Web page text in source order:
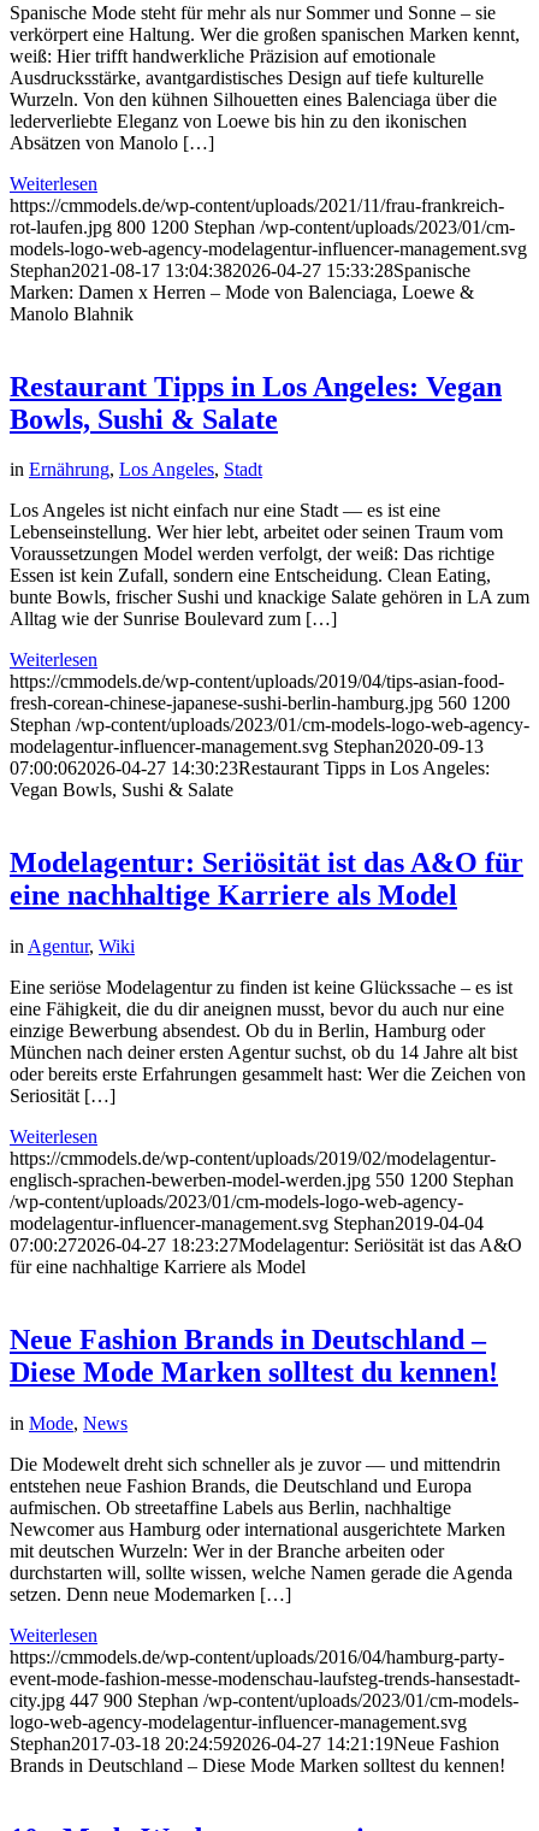
Spanische Mode steht für mehr als nur Sommer und Sonne – sie
verkörpert eine Haltung. Wer die großen spanischen Marken kennt,
weiß: Hier trifft handwerkliche Präzision auf emotionale
Ausdrucksstärke, avantgardistisches Design auf tiefe kulturelle
Wurzeln. Von den kühnen Silhouetten eines Balenciaga über die
lederverliebte Eleganz von Loewe bis hin zu den ikonischen
Absätzen von Manolo […]
Weiterlesen
https://cmmodels.de/wp-content/uploads/2021/11/frau-frankreich-
rot-laufen.jpg 800 1200 Stephan /wp-content/uploads/2023/01/cm-
models-logo-web-agency-modelagentur-influencer-management.svg
Stephan2021-08-17 13:04:382026-04-27 15:33:28Spanische
Marken: Damen x Herren – Mode von Balenciaga, Loewe &
Manolo Blahnik
Restaurant Tipps in Los Angeles: Vegan
Bowls, Sushi & Salate
in Ernährung, Los Angeles, Stadt
Los Angeles ist nicht einfach nur eine Stadt — es ist eine
Lebenseinstellung. Wer hier lebt, arbeitet oder seinen Traum vom
Voraussetzungen Model werden verfolgt, der weiß: Das richtige
Essen ist kein Zufall, sondern eine Entscheidung. Clean Eating,
bunte Bowls, frischer Sushi und knackige Salate gehören in LA zum
Alltag wie der Sunrise Boulevard zum […]
Weiterlesen
https://cmmodels.de/wp-content/uploads/2019/04/tips-asian-food-
fresh-corean-chinese-japanese-sushi-berlin-hamburg.jpg 560 1200
Stephan /wp-content/uploads/2023/01/cm-models-logo-web-agency-
modelagentur-influencer-management.svg Stephan2020-09-13
07:00:062026-04-27 14:30:23Restaurant Tipps in Los Angeles:
Vegan Bowls, Sushi & Salate
Modelagentur: Seriösität ist das A&O für
eine nachhaltige Karriere als Model
in Agentur, Wiki
Eine seriöse Modelagentur zu finden ist keine Glückssache – es ist
eine Fähigkeit, die du dir aneignen musst, bevor du auch nur eine
einzige Bewerbung absendest. Ob du in Berlin, Hamburg oder
München nach deiner ersten Agentur suchst, ob du 14 Jahre alt bist
oder bereits erste Erfahrungen gesammelt hast: Wer die Zeichen von
Seriosität […]
Weiterlesen
https://cmmodels.de/wp-content/uploads/2019/02/modelagentur-
englisch-sprachen-bewerben-model-werden.jpg 550 1200 Stephan
/wp-content/uploads/2023/01/cm-models-logo-web-agency-
modelagentur-influencer-management.svg Stephan2019-04-04
07:00:272026-04-27 18:23:27Modelagentur: Seriösität ist das A&O
für eine nachhaltige Karriere als Model
Neue Fashion Brands in Deutschland –
Diese Mode Marken solltest du kennen!
in Mode, News
Die Modewelt dreht sich schneller als je zuvor — und mittendrin
entstehen neue Fashion Brands, die Deutschland und Europa
aufmischen. Ob streetaffine Labels aus Berlin, nachhaltige
Newcomer aus Hamburg oder international ausgerichtete Marken
mit deutschen Wurzeln: Wer in der Branche arbeiten oder
durchstarten will, sollte wissen, welche Namen gerade die Agenda
setzen. Denn neue Modemarken […]
Weiterlesen
https://cmmodels.de/wp-content/uploads/2016/04/hamburg-party-
event-mode-fashion-messe-modenschau-laufsteg-trends-hansestadt-
city.jpg 447 900 Stephan /wp-content/uploads/2023/01/cm-models-
logo-web-agency-modelagentur-influencer-management.svg
Stephan2017-03-18 20:24:592026-04-27 14:21:19Neue Fashion
Brands in Deutschland – Diese Mode Marken solltest du kennen!